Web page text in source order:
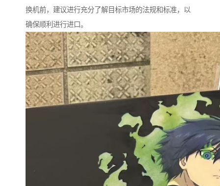
换机前，建议进行充分了解目标市场的法规和标准，以
确保顺利进行进口。